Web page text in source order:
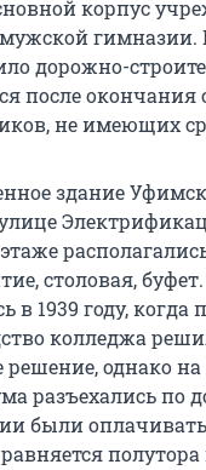
корпус
гимназии.
дорожно-
после окончания
не имеющих
здание
столовая,
в 1939 году,
колледжа
решение, однако
разъехались по
были оплачивать­
равняется